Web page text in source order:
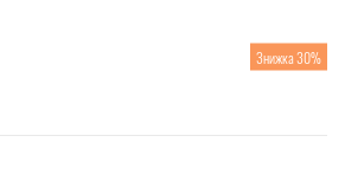
Знижка 30%